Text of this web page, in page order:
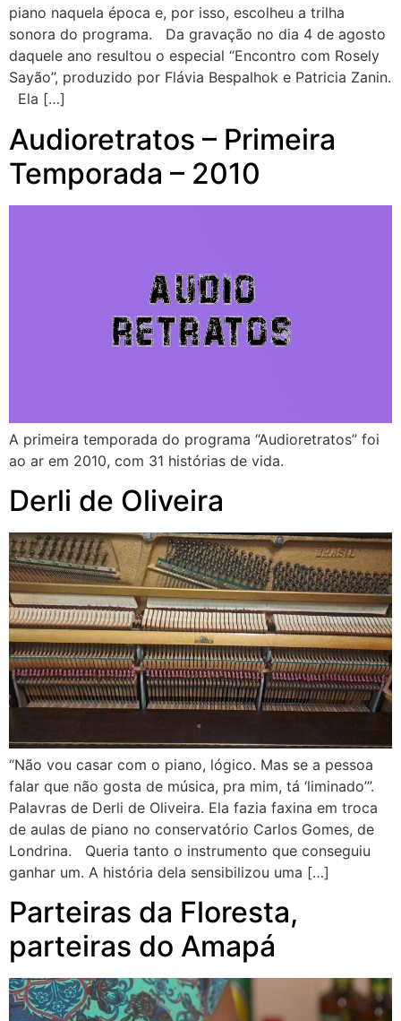
piano naquela época e, por isso, escolheu a trilha
sonora do programa. Da gravação no dia 4 de agosto
daquele ano resultou o especial “Encontro com Rosely
Sayão”, produzido por Flávia Bespalhok e Patricia Zanin.
Ela […]
Audioretratos – Primeira
Temporada – 2010
A primeira temporada do programa “Audioretratos” foi
ao ar em 2010, com 31 histórias de vida.
Derli de Oliveira
“Não vou casar com o piano, lógico. Mas se a pessoa
falar que não gosta de música, pra mim, tá ‘liminado’”.
Palavras de Derli de Oliveira. Ela fazia faxina em troca
de aulas de piano no conservatório Carlos Gomes, de
Londrina. Queria tanto o instrumento que conseguiu
ganhar um. A história dela sensibilizou uma […]
Parteiras da Floresta,
parteiras do Amapá